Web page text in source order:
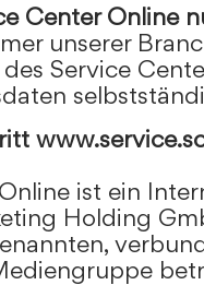
Center Online
unserer
Service
ist ein
Holding